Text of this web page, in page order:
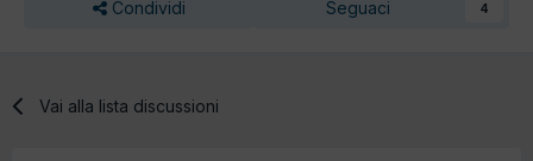
Condividi Seguaci 4
Vai alla lista discussioni